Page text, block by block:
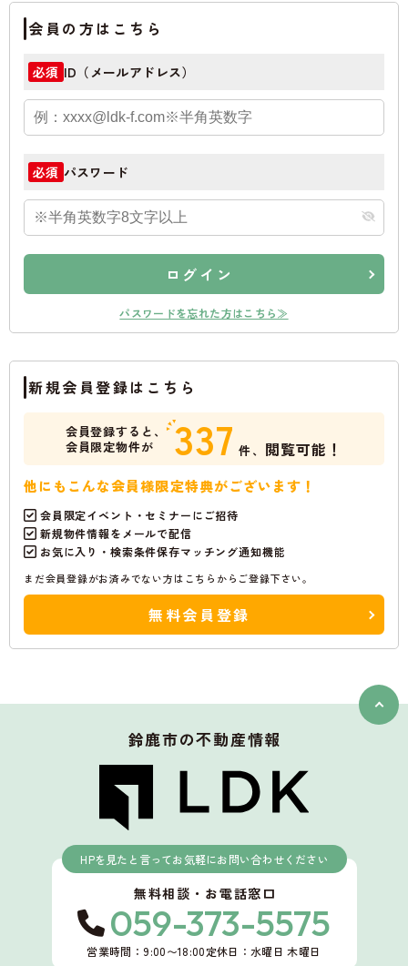
会員の方はこちら
必須 ID（メールアドレス）
必須 パスワード
ログイン
パスワードを忘れた方はこちら≫
新規会員登録はこちら
会員登録すると、
会員限定物件が
337 件、 閲覧可能！
他にもこんな会員様限定特典がございます！
会員限定イベント・セミナーにご招待
新規物件情報をメールで配信
お気に入り・検索条件保存マッチング通知機能
まだ会員登録がお済みでない方はこちらからご登録下さい。
無料会員登録
鈴鹿市の不動産情報
HPを見たと言ってお気軽にお問い合わせください
無料相談・お電話窓口
059-373-5575
営業時間：9:00〜18:00定休日：水曜日 木曜日